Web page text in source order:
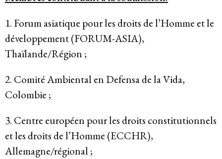
1. Forum asiatique pour les droits de l’Homme et le
développement (FORUM-ASIA),
Thaïlande/Région ;
2. Comité Ambiental en Defensa de la Vida,
Colombie ;
3. Centre européen pour les droits constitutionnels
et les droits de l’Homme (ECCHR),
Allemagne/régional ;